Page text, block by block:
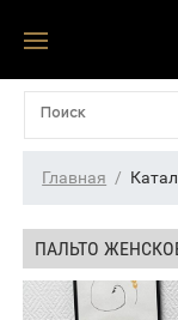
Главная
ПАЛЬТО